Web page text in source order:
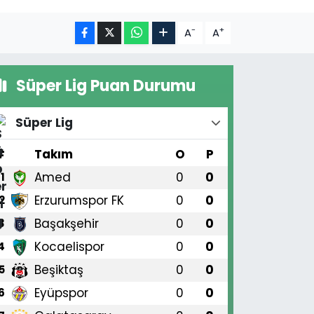
A- A+
Süper Lig Puan Durumu
Süper Lig
Takım O P
1 Amed 0 0
Erzurumspor FK 0 0
Başakşehir 0 0
Kocaelispor 0 0
Beşiktaş 0 0
Eyüpspor 0 0